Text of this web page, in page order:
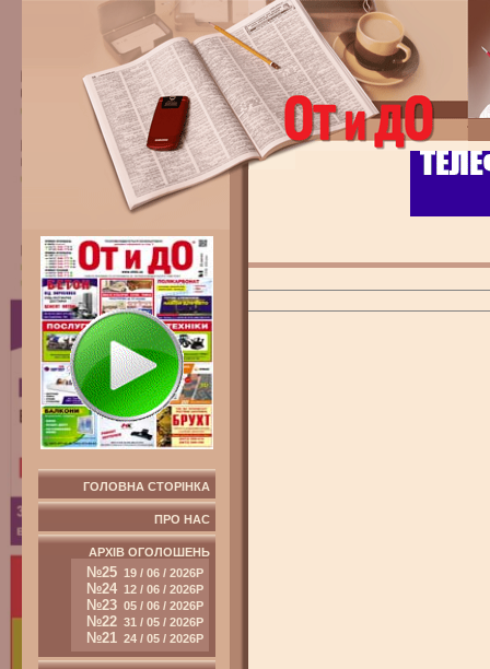
ГОЛОВНА СТОРІНКА
ПРО НАС
АРХІВ ОГОЛОШЕНЬ
№25 19 / 06 / 2026Р
№24 12 / 06 / 2026Р
№23 05 / 06 / 2026Р
№22 31 / 05 / 2026Р
№21 24 / 05 / 2026Р